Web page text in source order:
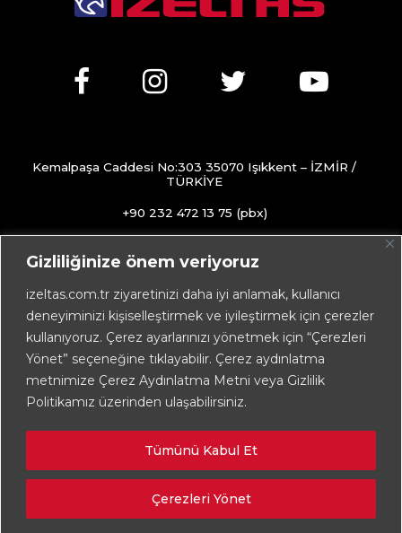
Gizliliğinize önem veriyoruz
izeltas.com.tr ziyaretinizi daha iyi anlamak, kullanıcı
deneyiminizi kişiselleştirmek ve iyileştirmek için çerezler
kullanıyoruz. Çerez ayarlarınızı yönetmek için “Çerezleri
Yönet” seçeneğine tıklayabilir. Çerez aydınlatma
metnimize Çerez Aydınlatma Metni veya Gizlilik
Politikamız üzerinden ulaşabilirsiniz.
Çerezleri Yönet
Tümünü Kabul Et
Kemalpaşa Caddesi No:303 35070 Işıkkent – İZMİR /
TÜRKİYE
+90 232 472 13 75 (pbx)
info@izeltas.com.tr